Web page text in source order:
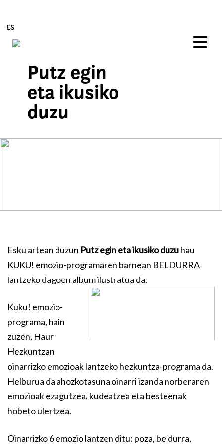
Edukira zuzenean joan
ES
Putz egin
eta ikusiko
duzu
Esku artean duzun Putz egin eta ikusiko duzuhau
KUKU! emozio-programaren barnean BELDURRA
lantzeko dagoen album ilustratua da.
Kuku! emozio-
programa, hain
zuzen, Haur
Hezkuntzan
oinarrizko emozioak lantzeko hezkuntza-programa da.
Helburua da ahozkotasuna oinarri izanda norberaren
emozioak ezagutzea, kudeatzea eta besteenak
hobeto ulertzea.
Oinarrizko 6 emozio lantzen ditu: poza, beldurra,